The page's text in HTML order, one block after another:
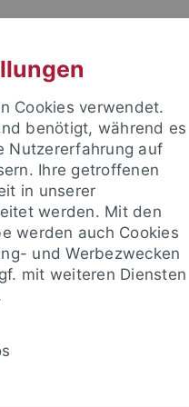
PERSONEN
Cookies verwendet.
benötigt, während es
Nutzererfahrung auf
Ihre getroffenen
in unserer
werden. Mit den
werden auch Cookies
und Werbezwecken
mit weiteren Diensten